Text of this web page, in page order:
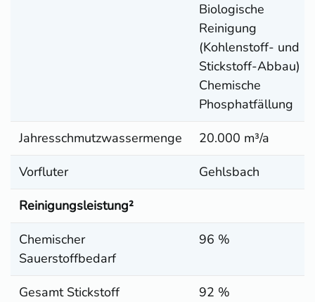
Biologische
Reinigung
(Kohlenstoff- und
Stickstoff-Abbau)
Chemische
Phosphatfällung
Jahresschmutzwassermenge
20.000 m³/a
Vorfluter
Gehlsbach
Reinigungsleistung²
Chemischer
Sauerstoffbedarf
96 %
Gesamt Stickstoff
92 %